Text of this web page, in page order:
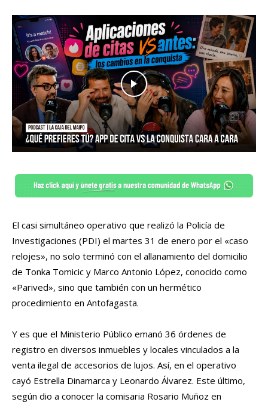
El casi simultáneo operativo que realizó la Policía de
Investigaciones (PDI) el martes 31 de enero por el «caso
relojes», no solo terminó con el allanamiento del domicilio
de Tonka Tomicic y Marco Antonio López, conocido como
«Parived», sino que también con un hermético
procedimiento en Antofagasta.
Y es que el Ministerio Público emanó 36 órdenes de
registro en diversos inmuebles y locales vinculados a la
venta ilegal de accesorios de lujos. Así, en el operativo
cayó Estrella Dinamarca y Leonardo Álvarez. Este último,
según dio a conocer la comisaria Rosario Muñoz en